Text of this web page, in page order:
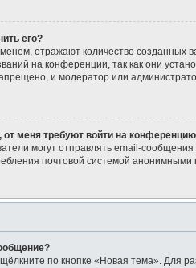
его?
отражают количество
на конференции, так как они
и модератор или
меня требуют войти на
могут отправлять email-
почтовой системой анонимными
по кнопке «Новая тема». Для